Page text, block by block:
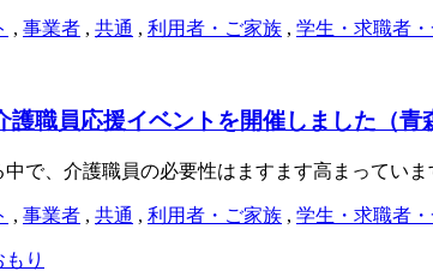
, 事業者 , 共通 , 利用者・ご家族 , 学生・求職者
職員応援イベントを開催しました（青
で、介護職員の必要性はますます高まってい
, 事業者 , 共通 , 利用者・ご家族 , 学生・求職者